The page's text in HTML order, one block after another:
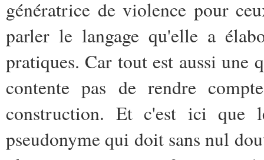
génératrice de violence pour
parler le langage qu'elle a
pratiques. Car tout est aussi une
contente pas de rendre
construction. Et c'est ici que
pseudonyme qui doit sans nul